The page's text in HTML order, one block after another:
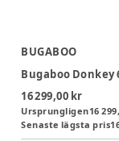
BUGABOO
16 299,00 kr
Ursprungligen16
Senaste lägsta pris